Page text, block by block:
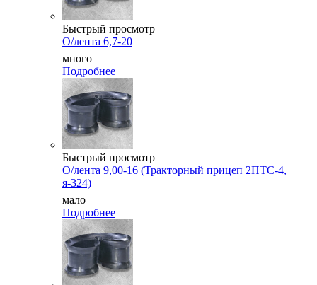
Быстрый просмотр
О/лента 6,7-20
много
Подробнее
Быстрый просмотр
О/лента 9,00-16 (Тракторный прицеп 2ПТС-4,
я-324)
мало
Подробнее